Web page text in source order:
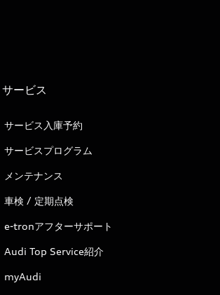
サービス
サービス入庫予約
サービスプログラム
メンテナンス
車検 / 定期点検
e-tronアフターサポート
Audi Top Service紹介
myAudi